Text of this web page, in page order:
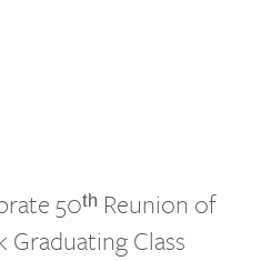
50ᵗʰ Reunion of
Graduating Class